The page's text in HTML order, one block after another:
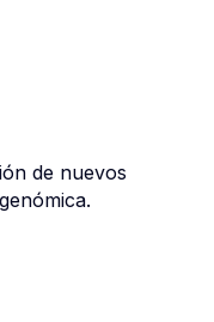
de nuevos